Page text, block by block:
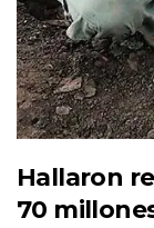
Hallaron
70